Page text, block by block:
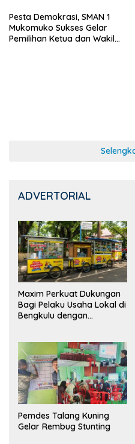
Pesta Demokrasi, SMAN 1
Mukomuko Sukses Gelar
Pemilihan Ketua dan Wakil
ADVERTORIAL
Maxim Perkuat Dukungan
Bagi Pelaku Usaha Lokal di
Bengkulu dengan
Pasar
Pemdes Talang Kuning
Gelar Rembug Stunting